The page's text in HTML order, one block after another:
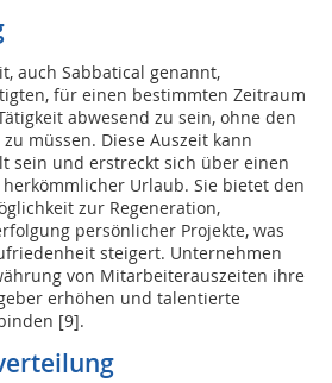
auch Sabbatical genannt,
für einen bestimmten Zeitraum
abwesend zu sein, ohne den
müssen. Diese Auszeit kann
sein und erstreckt sich über einen
Urlaub. Sie bietet den
zur Regeneration,
persönlicher Projekte, was
steigert. Unternehmen
von Mitarbeiterauszeiten ihre
erhöhen und talentierte
[9].